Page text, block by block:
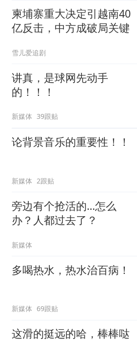
柬埔寨重大决定引越南40
亿反击，中方成破局关键
雪儿爱追剧
讲真，是球网先动手
的！！！
新媒体 39跟贴
论背景音乐的重要性！！
新媒体 2跟贴
旁边有个抢活的…怎么
办？人都过去了？
新媒体
多喝热水，热水治百病！
新媒体 69跟贴
这滑的挺远的哈，棒棒哒